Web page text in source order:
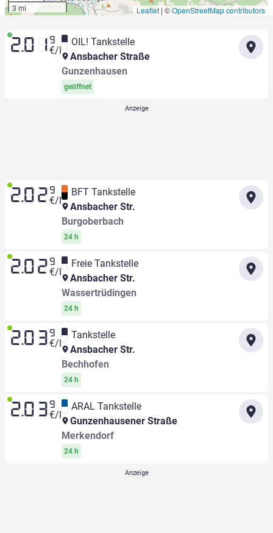
3 mi
Leaflet | ©OpenStreetMap contributors
2.01 9
€/l
OIL! Tankstelle
Ansbacher Straße
Gunzenhausen
geöffnet
2.02 9
€/l
BFT Tankstelle
Ansbacher Str.
Burgoberbach
24 h
2.02 9
€/l
Freie Tankstelle
Ansbacher Str.
Wassertrüdingen
24 h
2.03 9
€/l
Tankstelle
Ansbacher Str.
Bechhofen
24 h
2.03 9
€/l
ARAL Tankstelle
Gunzenhausener Straße
Merkendorf
24 h